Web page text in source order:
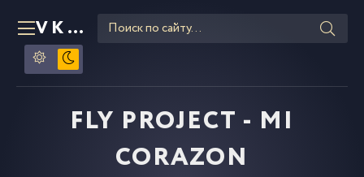
VKLIPE RU
FLY PROJECT - MI
CORAZON